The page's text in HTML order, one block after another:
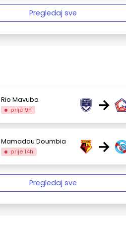
Pregledaj sve
Rio Mavuba
prije 9h →
Mamadou Doumbia
prije 14h →
Pregledaj sve